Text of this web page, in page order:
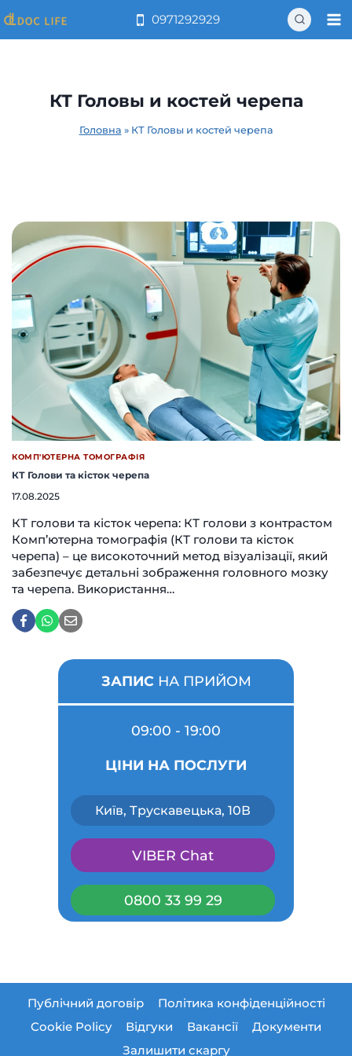
до
вмісту
0971292929
КТ Головы и костей черепа
Головна » КТ Головы и костей черепа
КОМП'ЮТЕРНА ТОМОГРАФІЯ
КТ Голови та кісток черепа
17.08.2025
КТ голови та кісток черепа: КТ голови з контрастом
Комп’ютерна томографія (КТ голови та кісток
черепа) – це високоточний метод візуалізації, який
забезпечує детальні зображення головного мозку
та черепа. Використання…
ЗАПИС НА ПРИЙОМ
09:00 - 19:00
ЦІНИ НА ПОСЛУГИ
Київ, Трускавецька, 10В
VIBER Chat
0800 33 99 29
Публічний договір
Політика конфіденційності
Cookie Policy
Відгуки Вакансії
Документи
Залишити скаргу